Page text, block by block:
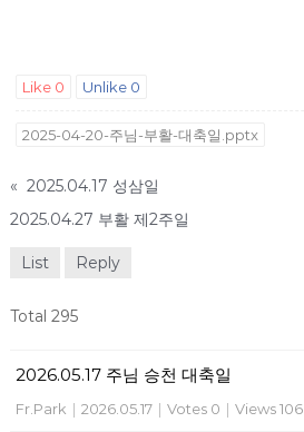
Like 0 Unlike 0
2025-04-20-주님-부활-대축일.pptx
« 2025.04.17 성삼일
2025.04.27 부활 제2주일
List Reply
Total 295
2026.05.17 주님 승천 대축일
Fr.Park | 2026.05.17 | Votes 0 | Views 106